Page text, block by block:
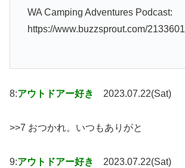
WA Camping Adventures Podcast:
https://www.buzzsprout.com/2133601
8:アウトドアー好き 2023.07.22(Sat)
>>7 おつかれ。いつもありがと
9:アウトドアー好き 2023.07.22(Sat)